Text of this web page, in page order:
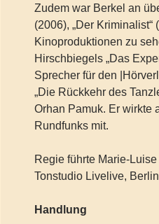
Zudem war Berkel an
(2006), „Der
Kinoproduktionen zu
Hirschbiegels „Das
Sprecher für den
„Die Rückkehr des
Orhan Pamuk. Er wirkte
Rundfunks mit.
Regie führte Marie-
Tonstudio Livelive,
Handlung